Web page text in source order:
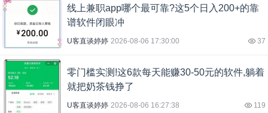
线上兼职app哪个最可靠?这5个日入200+的靠
谱软件闭眼冲
U客直谈婷婷 2026-08-06 17:30:00 37
零门槛实测!这6款每天能赚30-50元的软件,躺着
就把奶茶钱挣了
U客直谈婷婷 2026-08-06 16:27:38 119